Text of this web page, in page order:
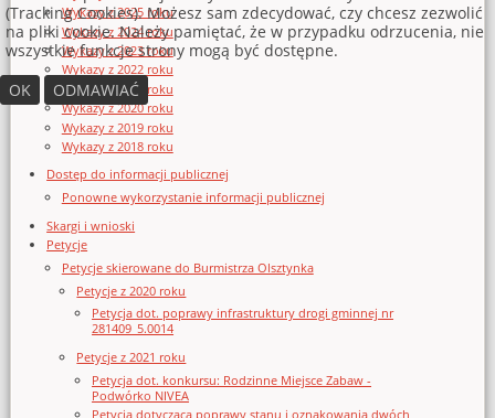
Wykazy z 2025 roku
Wykazy z 2024 roku
Wykazy z 2023 roku
Wykazy z 2022 roku
Wykazy z 2021 roku
Wykazy z 2020 roku
Wykazy z 2019 roku
Wykazy z 2018 roku
Dostęp do informacji publicznej
Ponowne wykorzystanie informacji publicznej
Skargi i wnioski
Petycje
Petycje skierowane do Burmistrza Olsztynka
Petycje z 2020 roku
Petycja dot. poprawy infrastruktury drogi gminnej nr
281409_5.0014
Petycje z 2021 roku
Petycja dot. konkursu: Rodzinne Miejsce Zabaw -
Podwórko NIVEA
Petycja dotycząca poprawy stanu i oznakowania dwóch
(Tracking Cookies). Możesz sam zdecydować, czy chcesz zezwolić
na pliki cookie. Należy pamiętać, że w przypadku odrzucenia, nie
wszystkie funkcje strony mogą być dostępne.
OK
ODMAWIAĆ